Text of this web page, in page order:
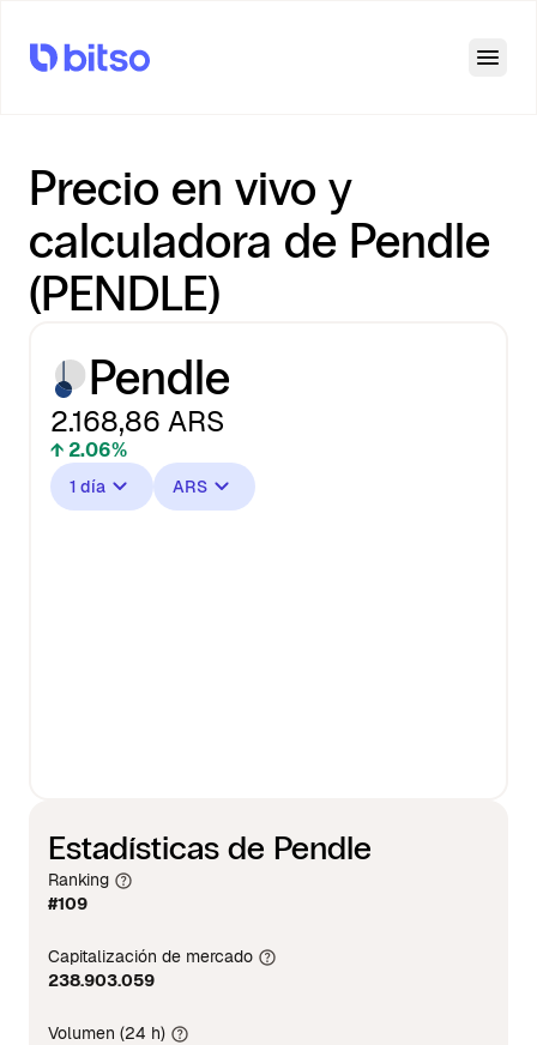
Precio en vivo y
calculadora de Pendle
(PENDLE)
Pendle
2.168,86 ARS
↑ 2.06%
1 día ARS
Estadísticas de Pendle
Ranking
#109
Capitalización de mercado
238.903.059
Volumen (24 h)